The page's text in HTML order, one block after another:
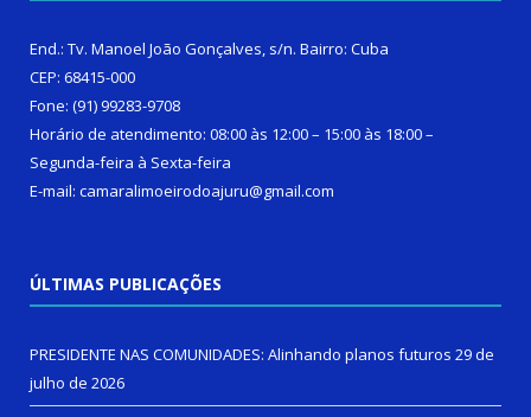
End.: Tv. Manoel João Gonçalves, s/n. Bairro: Cuba
CEP: 68415-000
Fone: (91) 99283-9708
Horário de atendimento: 08:00 às 12:00 – 15:00 às 18:00 –
Segunda-feira à Sexta-feira
E-mail: camaralimoeirodoajuru@gmail.com
ÚLTIMAS PUBLICAÇÕES
PRESIDENTE NAS COMUNIDADES: Alinhando planos futuros 29 de
julho de 2026